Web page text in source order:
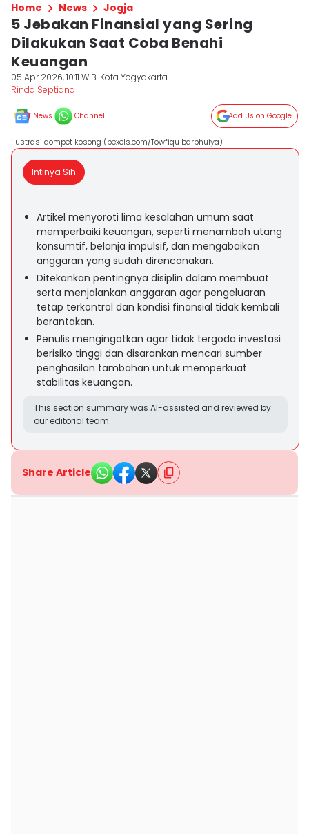
Home News Jogja
5 Jebakan Finansial yang Sering
Dilakukan Saat Coba Benahi
Keuangan
05 Apr 2026, 10:11 WIB Kota Yogyakarta
Rinda Septiana
News Channel Add Us on Google
ilustrasi dompet kosong (pexels.com/Towfiqu barbhuiya)
Intinya Sih
Artikel menyoroti lima kesalahan umum saat
memperbaiki keuangan, seperti menambah utang
konsumtif, belanja impulsif, dan mengabaikan
anggaran yang sudah direncanakan.
Ditekankan pentingnya disiplin dalam membuat
serta menjalankan anggaran agar pengeluaran
tetap terkontrol dan kondisi finansial tidak kembali
berantakan.
Penulis mengingatkan agar tidak tergoda investasi
berisiko tinggi dan disarankan mencari sumber
penghasilan tambahan untuk memperkuat
stabilitas keuangan.
This section summary was AI-assisted and reviewed by
our editorial team.
Share Article